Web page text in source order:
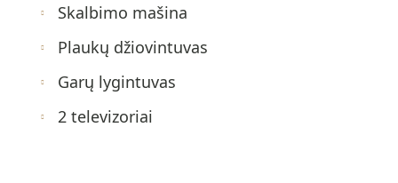
Skalbimo mašina
Plaukų džiovintuvas
Garų lygintuvas
2 televizoriai